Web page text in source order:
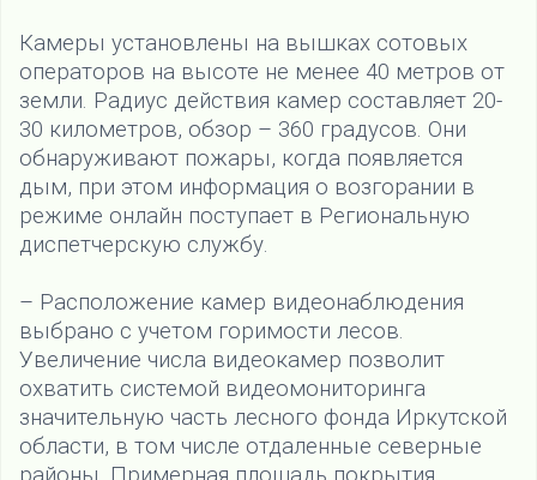
Камеры установлены на вышках сотовых
операторов на высоте не менее 40 метров от
земли. Радиус действия камер составляет 20-
30 километров, обзор – 360 градусов. Они
обнаруживают пожары, когда появляется
дым, при этом информация о возгорании в
режиме онлайн поступает в Региональную
диспетчерскую службу.
– Расположение камер видеонаблюдения
выбрано с учетом горимости лесов.
Увеличение числа видеокамер позволит
охватить системой видеомониторинга
значительную часть лесного фонда Иркутской
области, в том числе отдаленные северные